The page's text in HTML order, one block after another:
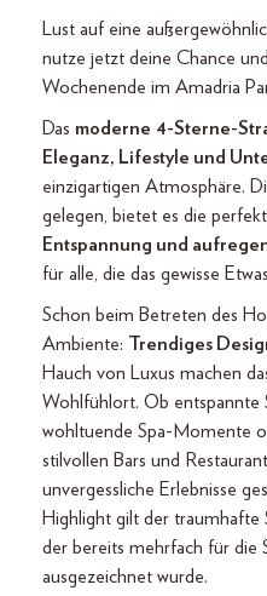
Lust auf eine
nutze jetzt deine Chance
Wochenende im Amadria
Das moderne 4-Sterne-
Eleganz, Lifestyle und
einzigartigen Atmosphäre.
gelegen, bietet es die
Entspannung und
für alle, die das gewisse
Schon beim Betreten des
Ambiente: Trendiges
Hauch von Luxus machen
Wohlfühlort. Ob entspannte
wohltuende Spa-Momente
stilvollen Bars und
unvergessliche Erlebnisse
Highlight gilt der traumhafte
der bereits mehrfach für die
ausgezeichnet wurde.